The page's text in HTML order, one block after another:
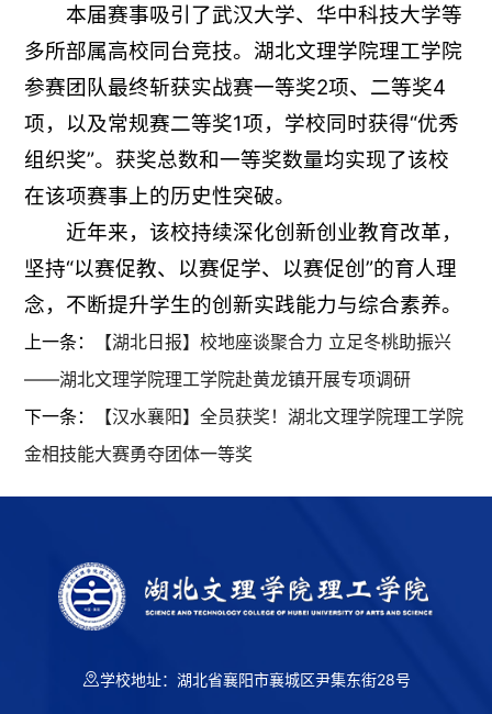
本届赛事吸引了武汉大学、华中科技大学等
多所部属高校同台竞技。湖北文理学院理工学院
参赛团队最终斩获实战赛一等奖2项、二等奖4
项，以及常规赛二等奖1项，学校同时获得“优秀
组织奖”。获奖总数和一等奖数量均实现了该校
在该项赛事上的历史性突破。
近年来，该校持续深化创新创业教育改革，
坚持“以赛促教、以赛促学、以赛促创”的育人理
念，不断提升学生的创新实践能力与综合素养。
上一条：
【湖北日报】校地座谈聚合力 立足冬桃助振兴
——湖北文理学院理工学院赴黄龙镇开展专项调研
下一条：
【汉水襄阳】全员获奖！湖北文理学院理工学院
金相技能大赛勇夺团体一等奖
学校地址：湖北省襄阳市襄城区尹集东街28号